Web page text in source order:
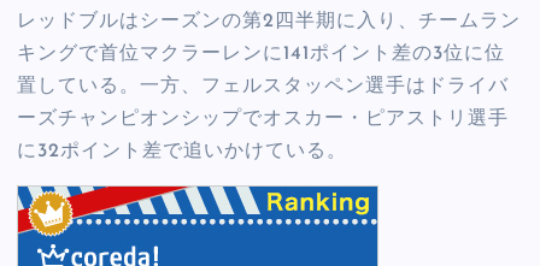
レッドブルはシーズンの第2四半期に入り、チームラン
キングで首位マクラーレンに141ポイント差の3位に位
置している。一方、フェルスタッペン選手はドライバ
ーズチャンピオンシップでオスカー・ピアストリ選手
に32ポイント差で追いかけている。